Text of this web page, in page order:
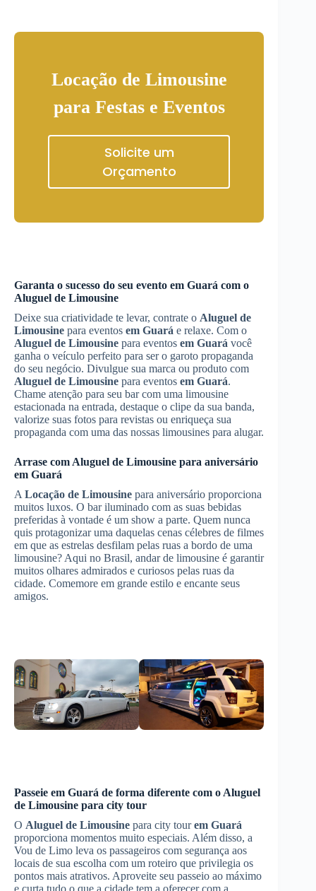
Locação de Limousine
para Festas e Eventos
Solicite um
Orçamento
Garanta o sucesso do seu evento em Guará com o
Aluguel de Limousine
Deixe sua criatividade te levar, contrate o Aluguel de
Limousine para eventos em Guará e relaxe. Com o
Aluguel de Limousine para eventos em Guará você
ganha o veículo perfeito para ser o garoto propaganda
do seu negócio. Divulgue sua marca ou produto com
Aluguel de Limousine para eventos em Guará.
Chame atenção para seu bar com uma limousine
estacionada na entrada, destaque o clipe da sua banda,
valorize suas fotos para revistas ou enriqueça sua
propaganda com uma das nossas limousines para alugar.
Arrase com Aluguel de Limousine para aniversário
em Guará
A Locação de Limousine para aniversário proporciona
muitos luxos. O bar iluminado com as suas bebidas
preferidas à vontade é um show a parte. Quem nunca
quis protagonizar uma daquelas cenas célebres de filmes
em que as estrelas desfilam pelas ruas a bordo de uma
limousine? Aqui no Brasil, andar de limousine é garantir
muitos olhares admirados e curiosos pelas ruas da
cidade. Comemore em grande estilo e encante seus
amigos.
Passeie em Guará de forma diferente com o Aluguel
de Limousine para city tour
O Aluguel de Limousine para city tourem Guará
proporciona momentos muito especiais. Além disso, a
Vou de Limo leva os passageiros com segurança aos
locais de sua escolha com um roteiro que privilegia os
pontos mais atrativos. Aproveite seu passeio ao máximo
e curta tudo o que a cidade tem a oferecer com a